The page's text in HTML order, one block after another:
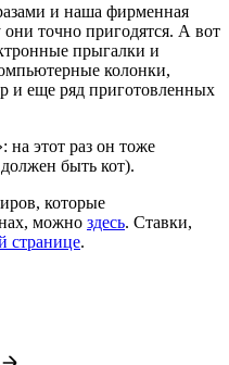
и наша фирменная
точно пригодятся. А вот
прыгалки и
колонки,
и еще ряд приготовленных
на этот раз он тоже
быть кот).
которые
можно здесь. Ставки,
странице.